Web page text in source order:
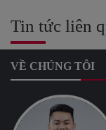
Tin tức liên
VỀ CHÚNG TÔI